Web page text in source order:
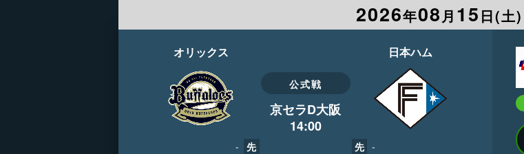
2026年08月 15 日(土)
オリックス
- 先
公式戦
京セラD大阪
14:00
日本ハム
先 -